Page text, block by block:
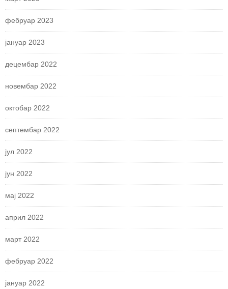
фебруар 2023
јануар 2023
децембар 2022
новембар 2022
октобар 2022
септембар 2022
јул 2022
јун 2022
мај 2022
април 2022
март 2022
фебруар 2022
јануар 2022